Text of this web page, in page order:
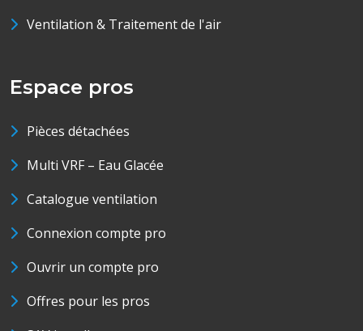
Ventilation & Traitement de l'air
Espace pros
Pièces détachées
Multi VRF – Eau Glacée
Catalogue ventilation
Connexion compte pro
Ouvrir un compte pro
Offres pour les pros